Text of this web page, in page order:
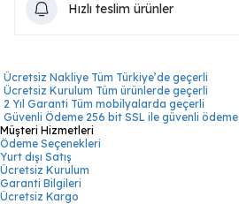
Hızlı teslim ürünler
Ücretsiz Nakliye Tüm Türkiye’de geçerli
Ücretsiz Kurulum Tüm ürünlerde geçerli
2 Yıl Garanti Tüm mobilyalarda geçerli
Güvenli Ödeme 256 bit SSL ile güvenli ödeme
Müşteri Hizmetleri
Ödeme Seçenekleri
Yurt dışı Satış
Ücretsiz Kurulum
Garanti Bilgileri
Ücretsiz Kargo